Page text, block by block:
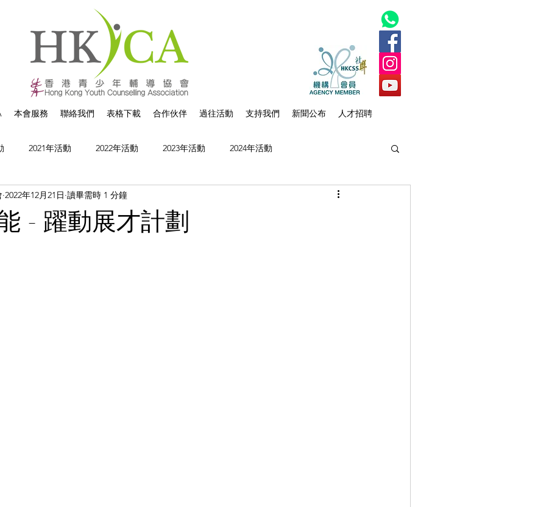
本會服務 聯絡我們 表格下載 合作伙伴 過往活動 支持我們 新聞公布 人才招聘
2021年活動 2022年活動 2023年活動 2024年活動
- 躍動展才計劃
2022年12月21日 讀畢需時 1 分鐘